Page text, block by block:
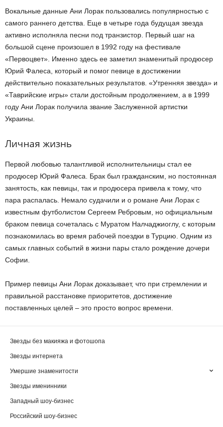
Вокальные данные Ани Лорак пользовались популярностью с
самого раннего детства. Еще в четыре года будущая звезда
активно исполняла песни под транзистор. Первый шаг на
большой сцене произошел в 1992 году на фестивале
«Первоцвет». Именно здесь ее заметил знаменитый продюсер
Юрий Фалеса, который и помог певице в достижении
действительно показательных результатов. «Утренняя звезда» и
«Таврийские игры» стали достойным продолжением, а в 1999
году Ани Лорак получила звание Заслуженной артистки
Украины.
Личная жизнь
Первой любовью талантливой исполнительницы стал ее
продюсер Юрий Фалеса. Брак был гражданским, но постоянная
занятость, как певицы, так и продюсера привела к тому, что
пара распалась. Немало судачили и о романе Ани Лорак с
известным футболистом Сергеем Ребровым, но официальным
браком певица сочеталась с Муратом Налчаджиоглу, с которым
познакомилась во время рабочей поездки в Турцию. Одним из
самых главных событий в жизни пары стало рождение дочери
Софии.
Пример певицы Ани Лорак доказывает, что при стремлении и
правильной расстановке приоритетов, достижение
поставленных целей – это просто вопрос времени.
Звезды без макияжа и фотошопа
Звезды интернета
Умершие знаменитости
Звезды именинники
Западный шоу-бизнес
Российский шоу-бизнес